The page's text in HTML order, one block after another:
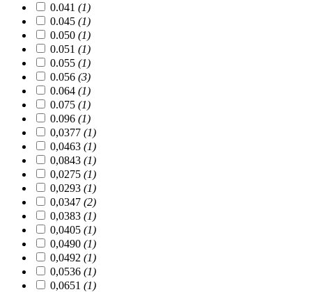
0.041 (1)
0.045 (1)
0.050 (1)
0.051 (1)
0.055 (1)
0.056 (3)
0.064 (1)
0.075 (1)
0.096 (1)
0,0377 (1)
0,0463 (1)
0,0843 (1)
0,0275 (1)
0,0293 (1)
0,0347 (2)
0,0383 (1)
0,0405 (1)
0,0490 (1)
0,0492 (1)
0,0536 (1)
0,0651 (1)